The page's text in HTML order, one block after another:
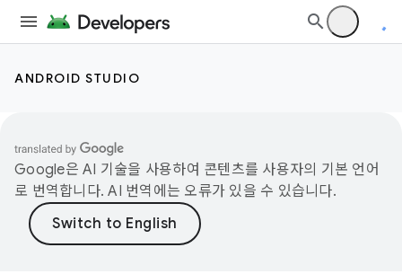
ANDROID STUDIO
Google은 AI 기술을 사용하여 콘텐츠를 사용자의 기본 언어
로 번역합니다. AI 번역에는 오류가 있을 수 있습니다.